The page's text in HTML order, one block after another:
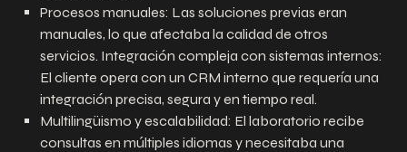
Procesos manuales: Las soluciones previas eran
manuales, lo que afectaba la calidad de otros
servicios. Integración compleja con sistemas internos:
El cliente opera con un CRM interno que requería una
integración precisa, segura y en tiempo real.
Multilingüismo y escalabilidad: El laboratorio recibe
consultas en múltiples idiomas y necesitaba una